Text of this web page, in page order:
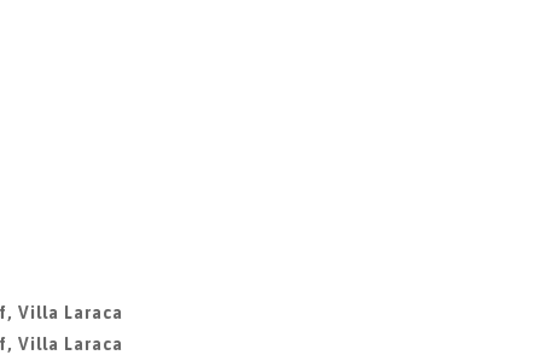
Villa Laraca
Villa Laraca